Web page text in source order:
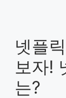
넷플
보자!
는?